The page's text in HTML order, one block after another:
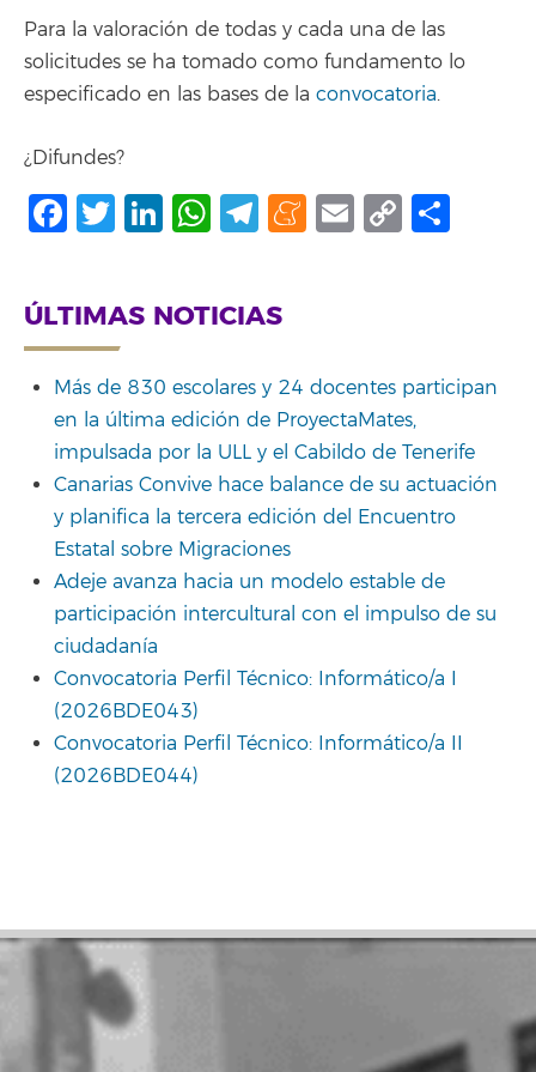
Para la valoración de todas y cada una de las
solicitudes se ha tomado como fundamento lo
especificado en las bases de la convocatoria.
¿Difundes?
Facebook
Twitter
LinkedIn
WhatsApp
Telegram
Meneame
Email
Copy
ÚLTIMAS NOTICIAS
Más de 830 escolares y 24 docentes participan
en la última edición de ProyectaMates,
impulsada por la ULL y el Cabildo de Tenerife
Canarias Convive hace balance de su actuación
y planifica la tercera edición del Encuentro
Estatal sobre Migraciones
Adeje avanza hacia un modelo estable de
participación intercultural con el impulso de su
ciudadanía
Convocatoria Perfil Técnico: Informático/a I
(2026BDE043)
Convocatoria Perfil Técnico: Informático/a II
(2026BDE044)